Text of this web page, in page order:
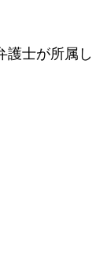
護士が所属し